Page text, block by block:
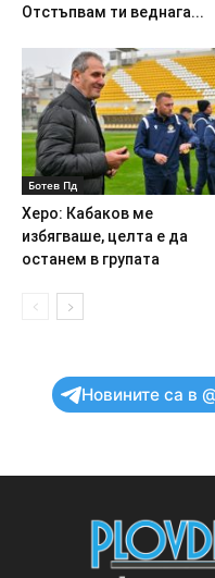
Отстъпвам ти веднага...
Ботев Пд
Херо: Кабаков ме
избягваше, целта е да
останем в групата
Новините са в